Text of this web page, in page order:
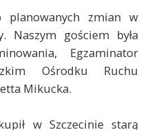
zmian w
Naszym gościem była
Egzaminator
Ośrodku Ruchu
Mikucka.
w Szczecinie starą